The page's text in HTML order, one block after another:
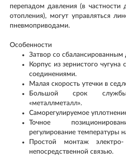
перепадом давления (в частности
отопления), могут управляться
пневмоприводами.
Особенности
Затвор со сбалансированным
Корпус из зернистого
соединениями.
Малая скорость утечки в
Большой срок
«металлметалл».
Саморегулируемое
Точное
регулирование температуры
Простой монтаж
непосредственной связью.